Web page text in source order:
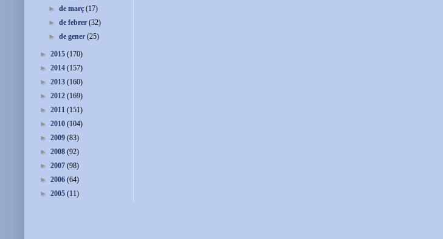
►de març(17)
►de febrer(32)
►de gener(25)
► 2015 (170)
► 2014 (157)
► 2013 (160)
► 2012 (169)
► 2011 (151)
► 2010 (104)
► 2009 (83)
► 2008 (92)
► 2007 (98)
► 2006 (64)
► 2005 (11)